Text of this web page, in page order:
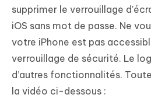
supprimer le verrouillage
iOS sans mot de passe. Ne
votre iPhone est pas
verrouillage de sécurité. Le
d’autres fonctionnalités.
la vidéo ci-dessous :